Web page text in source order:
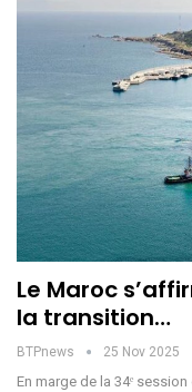
Le Maroc
la transition…
BTPnews 25 Nov 2025
En marge de la 34ᵉ